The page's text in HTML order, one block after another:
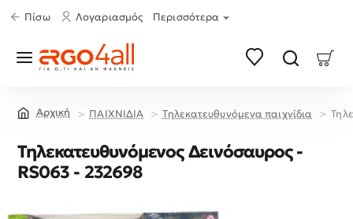
Πίσω Λογαριασμός Περισσότερα
ΠΑΙΧΝΙΔΙΑ Τηλεκατευθυνόμενα παιχνίδια
Τηλεκατευθυνόμενος Δεινόσαυρος -
RS063 - 232698